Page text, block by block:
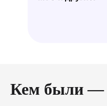
Кем были —